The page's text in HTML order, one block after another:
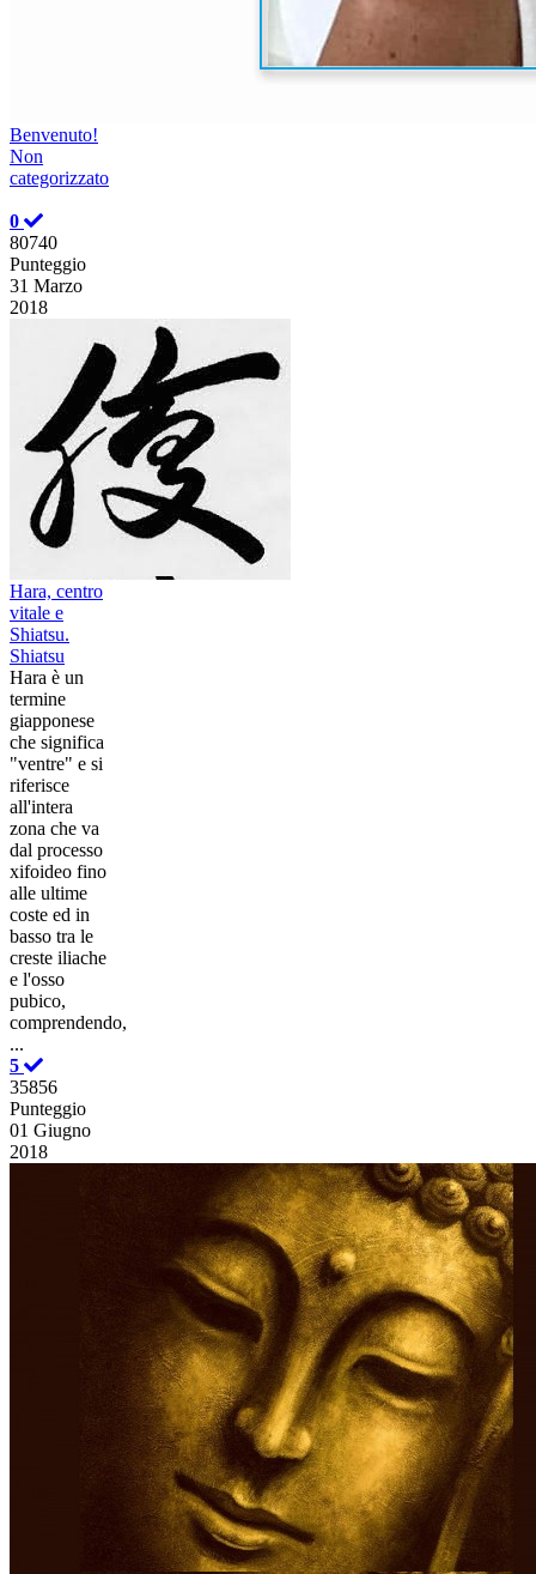
Benvenuto!
Non
categorizzato
0
80740
Punteggio
31 Marzo
2018
Hara, centro
vitale e
Shiatsu.
Shiatsu
Hara è un
termine
giapponese
che significa
"ventre" e si
riferisce
all'intera
zona che va
dal processo
xifoideo fino
alle ultime
coste ed in
basso tra le
creste iliache
e l'osso
pubico,
comprendendo,
...
5
35856
Punteggio
01 Giugno
2018